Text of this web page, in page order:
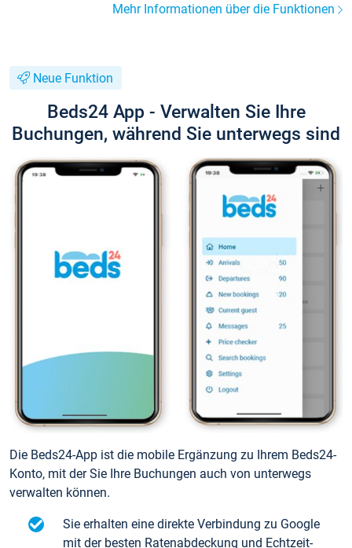
Mehr Informationen über die Funktionen
Neue Funktion
Beds24 App - Verwalten Sie Ihre
Buchungen, während Sie unterwegs sind
Die Beds24-App ist die mobile Ergänzung zu Ihrem Beds24-
Konto, mit der Sie Ihre Buchungen auch von unterwegs
verwalten können.
Sie erhalten eine direkte Verbindung zu Google
mit der besten Ratenabdeckung und Echtzeit-